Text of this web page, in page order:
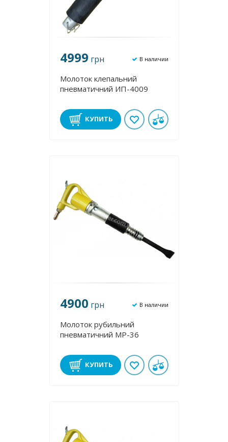
4999 грн В наличии
Молоток клепальний
пневматичний ИП-4009
КУПИТЬ
4900 грн В наличии
Молоток рубильний
пневматичний МР-36
КУПИТЬ